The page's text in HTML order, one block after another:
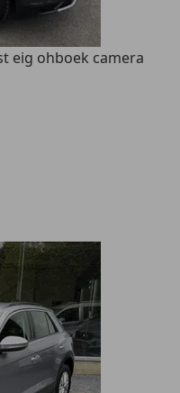
eig ohboek camera